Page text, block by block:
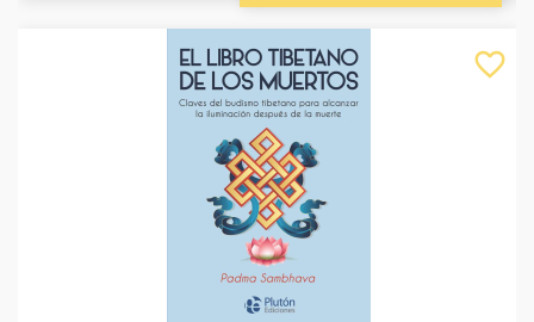
favorite_border